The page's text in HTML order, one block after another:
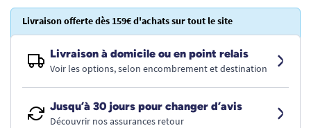
Livraison offerte dès 159€ d'achats sur tout le site
Livraison à domicile ou en point relais
Voir les options, selon encombrement et destination
Jusqu’à 30 jours pour changer d’avis
Découvrir nos assurances retour